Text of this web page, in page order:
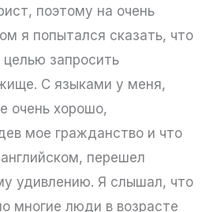
поэтому на очень
я попытался сказать, что
запросить
С языками у меня,
очень хорошо,
мое гражданство и что
перешел
удивлению. Я слышал, что
многие люди в возрасте